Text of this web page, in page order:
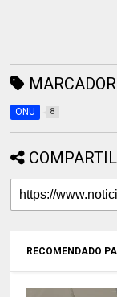
ONU 8
RECOMENDADO